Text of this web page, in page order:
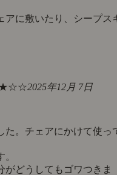
アに敷いたり、シープス
2025年12月 7日
た。チェアにかけて使っ
がどうしてもゴワつきま